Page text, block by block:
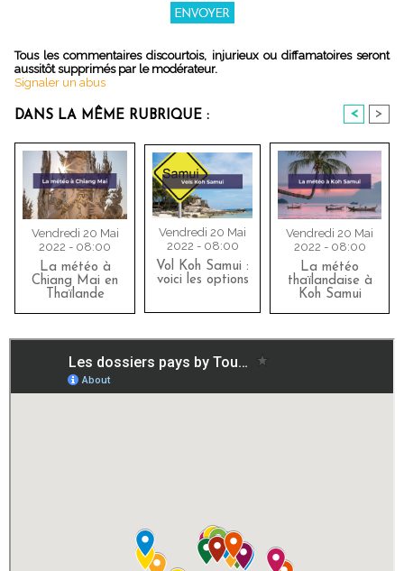
Tous les commentaires discourtois, injurieux ou diffamatoires seront
aussitôt supprimés par le modérateur.
Signaler un abus
DANS LA MÊME RUBRIQUE : < >
Vendredi 20 Mai
2022 - 08:00
La météo à
Chiang Mai en
Thaïlande
Vendredi 20 Mai
2022 - 08:00
Vol Koh Samui :
voici les options
Vendredi 20 Mai
2022 - 08:00
La météo
thaïlandaise à
Koh Samui